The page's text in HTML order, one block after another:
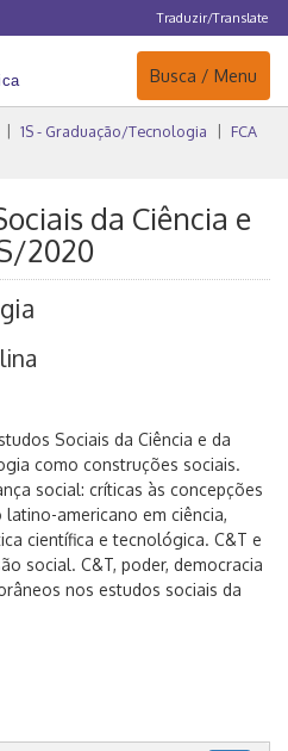
Traduzir/Translate
Navegação
Busca / Menu
1S - Graduação/Tecnologia
FCA
da Ciência e
2020
Sociais da Ciência e da
como construções sociais.
social: críticas às concepções
americano em ciência,
científica e tecnológica. C&T e
social. C&T, poder, democracia
nos estudos sociais da